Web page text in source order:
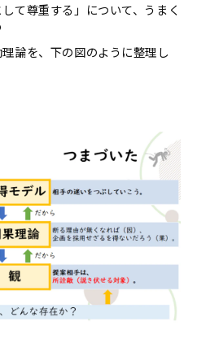
て尊重する」について、うまく
論を、下の図のように整理し